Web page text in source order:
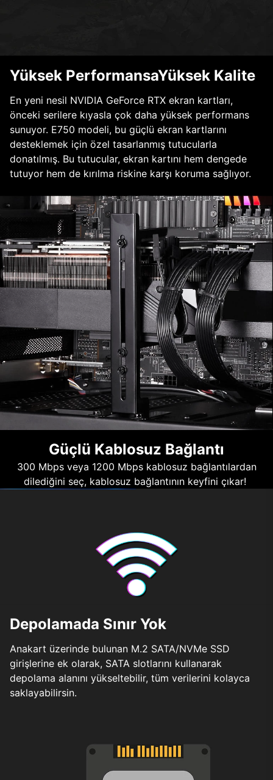
Yüksek PerformansaYüksek Kalite
En yeni nesil NVIDIA GeForce RTX ekran kartları,
önceki serilere kıyasla çok daha yüksek performans
sunuyor. E750 modeli, bu güçlü ekran kartlarını
desteklemek için özel tasarlanmış tutucularla
donatılmış. Bu tutucular, ekran kartını hem dengede
tutuyor hem de kırılma riskine karşı koruma sağlıyor.
Güçlü Kablosuz Bağlantı
300 Mbps veya 1200 Mbps kablosuz bağlantılardan
dilediğini seç, kablosuz bağlantının keyfini çıkar!
Depolamada Sınır Yok
Anakart üzerinde bulunan M.2 SATA/NVMe SSD
girişlerine ek olarak, SATA slotlarını kullanarak
depolama alanını yükseltebilir, tüm verilerini kolayca
saklayabilirsin.